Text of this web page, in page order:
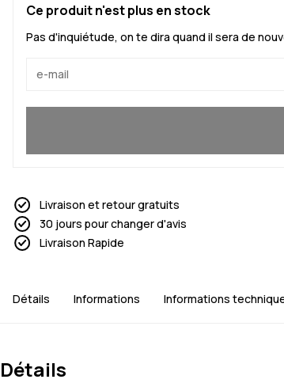
Ce produit n'est plus en stock
Pas d'inquiétude, on te dira quand il sera de
Livraison et retour gratuits
30 jours pour changer d'avis
Livraison Rapide
Détails Informations Informations
Détails